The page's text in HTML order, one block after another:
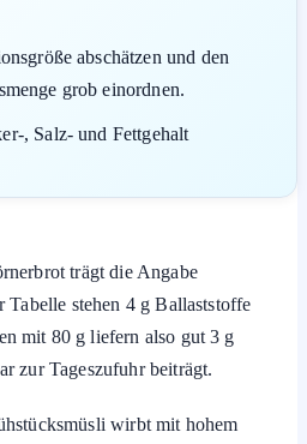
abschätzen und den
grob einordnen.
, Salz- und Fettgehalt
trägt die Angabe
stehen 4 g Ballaststoffe
mit 80 g liefern also gut 3 g
zur Tageszufuhr beiträgt.
wirbt mit hohem